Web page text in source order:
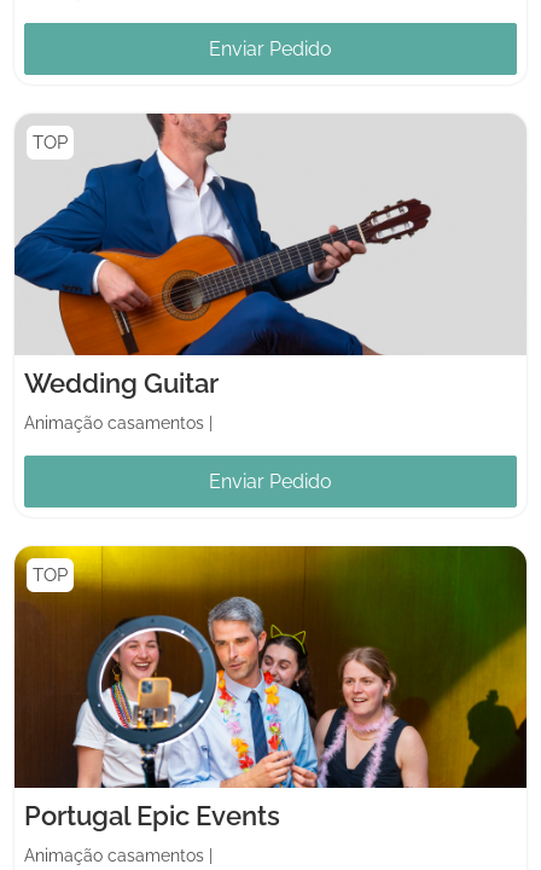
Enviar Pedido
TOP
Wedding Guitar
Animação casamentos
Enviar Pedido
TOP
Portugal Epic Events
Animação casamentos